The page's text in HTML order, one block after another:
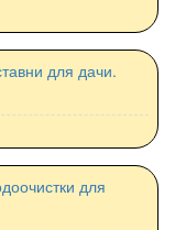
для дачи.
для